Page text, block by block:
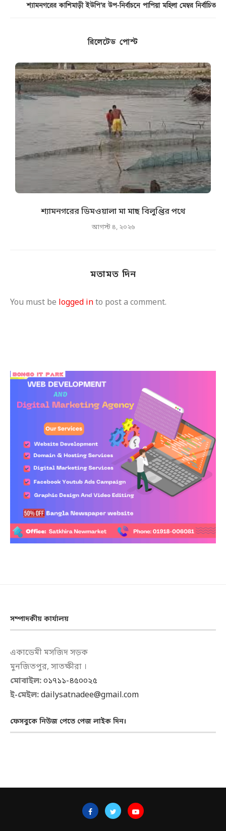
শ্যামনগরের কাশিমাড়ী ইউপি’র উপ-নির্বাচনে পাপিয়া মহিলা মেম্বর নির্বাচিত
রিলেটেড পোস্ট
শ্যামনগরের ডিমওয়ালা মা মাছ বিলুপ্তির পথে
আগস্ট ৪, ২০২৬
মতামত দিন
You must be logged into post a comment.
সম্পাদকীয় কার্যালয়
একাডেমী মসজিদ সড়ক
মুনজিতপুর, সাতক্ষীরা ।
মোবাইল:০১৭১১-৪৫০০২৫
ই-মেইল:dailysatnadee@gmail.com
ফেসবুকে নিউজ পেতে পেজ লাইক দিন।